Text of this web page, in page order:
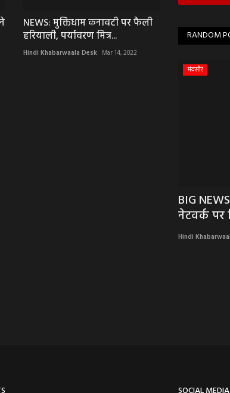
NEWS: मुक्तिधाम कनावटी पर फैली
हरियाली, पर्यावरण मित्र...
Hindi Khabarwaala Desk Mar 14, 2022
RANDOM
मंदसौर
BIG
नेटवर्क पर
Hindi